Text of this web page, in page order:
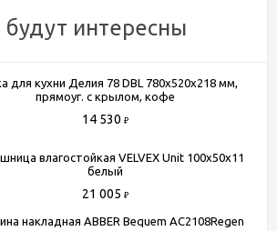
102
антрацит матовый
1 кг
рума по адресу Киевское шоссе, 500
интересны
для кухни Делия 78 DBL 780x520x218 мм,
прямоуг. с крылом, кофе
14 530 ₽
влагостойкая VELVEX Unit 100x50x11
белый
21 005 ₽
накладная ABBER Bequem AC2108Regen